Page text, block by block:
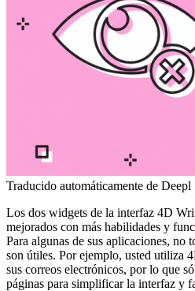
Traducido automáticamente de Deepl
Los dos widgets de la interfaz 4D
mejorados con más habilidades y
Para algunas de sus aplicaciones, no
son útiles. Por ejemplo, usted utiliza
sus correos electrónicos, por lo que
páginas para simplificar la interfaz y